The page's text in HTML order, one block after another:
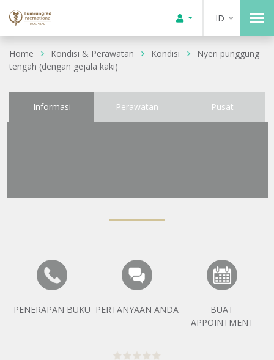
ID
Home Kondisi & Perawatan Kondisi
Nyeri punggung
tengah (dengan gejala kaki)
Informasi Perawatan Pusat
PENERAPAN BUKU PERTANYAAN ANDA
BUAT
APPOINTMENT